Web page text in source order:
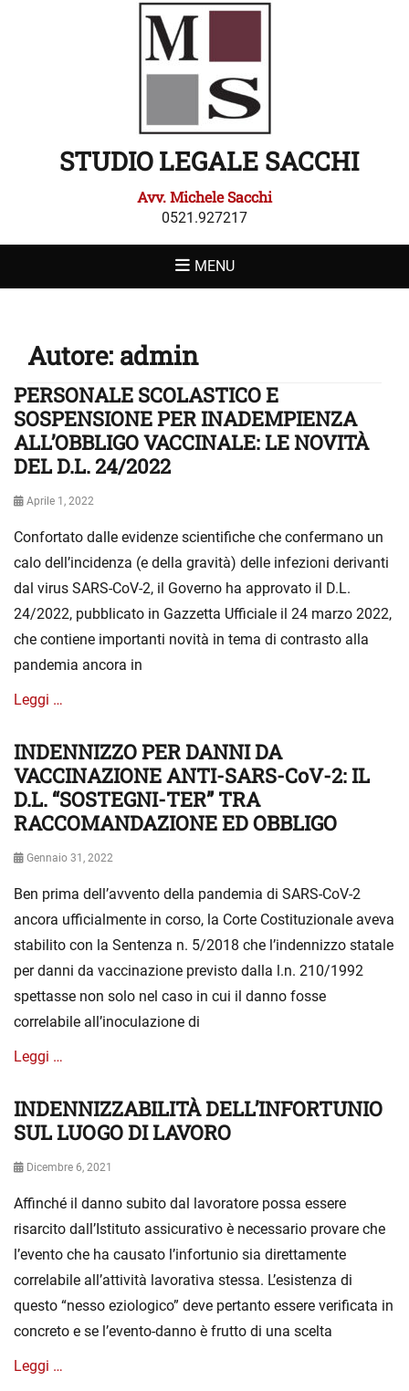
STUDIO LEGALE SACCHI
Avv. Michele Sacchi
0521.927217
MENU
Autore: admin
PERSONALE SCOLASTICO E
SOSPENSIONE PER INADEMPIENZA
ALL’OBBLIGO VACCINALE: LE NOVITÀ
DEL D.L. 24/2022
Posted
Aprile 1, 2022
Confortato dalle evidenze scientifiche che confermano un
calo dell’incidenza (e della gravità) delle infezioni derivanti
dal virus SARS-CoV-2, il Governo ha approvato il D.L.
24/2022, pubblicato in Gazzetta Ufficiale il 24 marzo 2022,
che contiene importanti novità in tema di contrasto alla
pandemia ancora in
Leggi …
Categories
S
e
z
a
a
e
g
o
i
a
INDENNIZZO PER DANNI DA
VACCINAZIONE ANTI-SARS-CoV-2: IL
D.L. “SOSTEGNI-TER” TRA
RACCOMANDAZIONE ED OBBLIGO
Posted
Gennaio 31, 2022
Ben prima dell’avvento della pandemia di SARS-CoV-2
ancora ufficialmente in corso, la Corte Costituzionale aveva
stabilito con la Sentenza n. 5/2018 che l’indennizzo statale
per danni da vaccinazione previsto dalla l.n. 210/1992
spettasse non solo nel caso in cui il danno fosse
correlabile all’inoculazione di
Leggi …
Categories
S
e
n
z
c
a
e
g
i
INDENNIZZABILITÀ DELL’INFORTUNIO
SUL LUOGO DI LAVORO
Posted
Dicembre 6, 2021
Affinché il danno subito dal lavoratore possa essere
risarcito dall’Istituto assicurativo è necessario provare che
l’evento che ha causato l’infortunio sia direttamente
correlabile all’attività lavorativa stessa. L’esistenza di
questo “nesso eziologico” deve pertanto essere verificata in
concreto e se l’evento-danno è frutto di una scelta
Leggi …